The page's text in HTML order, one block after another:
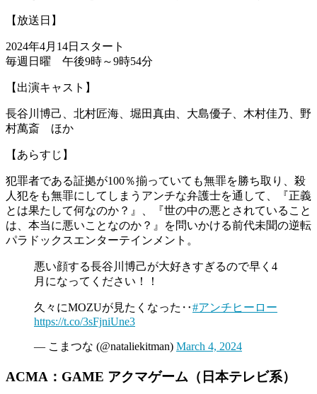
【放送日】
2024年4月14日スタート
毎週日曜 午後9時～9時54分
【出演キャスト】
長谷川博己、北村匠海、堀田真由、大島優子、木村佳乃、野
村萬斎 ほか
【あらすじ】
犯罪者である証拠が100％揃っていても無罪を勝ち取り、殺
人犯をも無罪にしてしまうアンチな弁護士を通して、『正義
とは果たして何なのか？』、『世の中の悪とされていること
は、本当に悪いことなのか？』を問いかける前代未聞の逆転
パラドックスエンターテインメント。
悪い顔する長谷川博己が大好きすぎるので早く4
月になってください！！
久々にMOZUが見たくなった‥#アンチヒーロー
https://t.co/3sFjniUne3
— こまつな (@nataliekitman) March 4, 2024
ACMA：GAME アクマゲーム（日本テレビ系）